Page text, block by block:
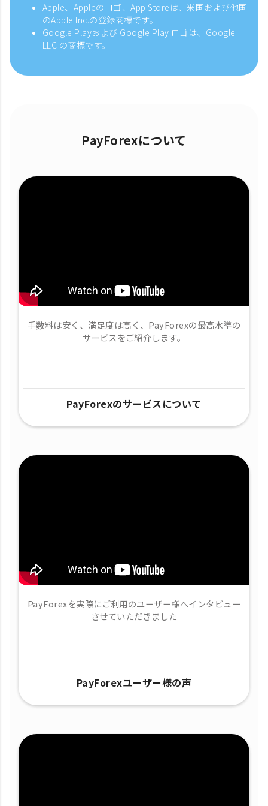
Apple、Appleのロゴ、App Storeは、米国および他国
のApple Inc.の登録商標です。
Google Playおよび Google Play ロゴは、Google
LLC の商標です。
PayForexについて
手数料は安く、満足度は高く、PayForexの最高水準の
サービスをご紹介します。
PayForexのサービスについて
PayForexを実際にご利用のユーザー様へインタビュー
させていただきました
PayForexユーザー様の声​